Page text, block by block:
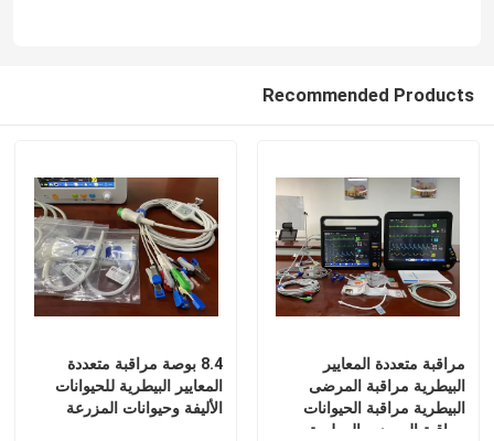
أشرطة فيديو
عرض الواقع الافتراضي
حول بنا
جولة في المعمل
Recommended Products
مراقبة متعددة المعايير
البيطرية مراقبة المرضى
البيطرية مراقبة الحيوانات
مراقبة المرضى البيطرية
8.4 بوصة مراقبة متعددة
المعايير البيطرية للحيوانات
الأليفة وحيوانات المزرعة